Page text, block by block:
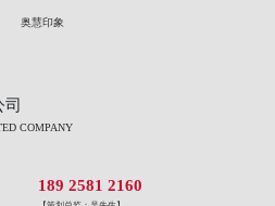
奥慧印象
COMPANY
189 2581 2160